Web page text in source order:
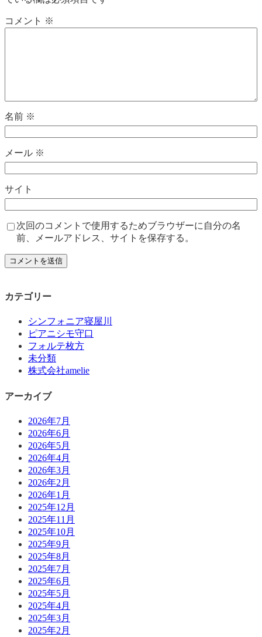
コメント ※
名前 ※
メール ※
サイト
次回のコメントで使用するためブラウザーに自分の名
前、メールアドレス、サイトを保存する。
カテゴリー
シンフォニア寝屋川
ピアニシモ守口
フォルテ枚方
未分類
株式会社amelie
アーカイブ
2026年7月
2026年6月
2026年5月
2026年4月
2026年3月
2026年2月
2026年1月
2025年12月
2025年11月
2025年10月
2025年9月
2025年8月
2025年7月
2025年6月
2025年5月
2025年4月
2025年3月
2025年2月